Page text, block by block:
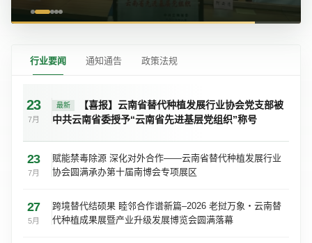
行业要闻 通知通告 政策法规
23
7月
最新
【喜报】云南省替代种植发展行业协会党支部被
中共云南省委授予“云南省先进基层党组织”称号
23
7月
赋能禁毒除源 深化对外合作——云南省替代种植发展行业
协会圆满承办第十届南博会专项展区
27
5月
跨境替代结硕果 睦邻合作谱新篇–2026 老挝万象・云南替
代种植成果展暨产业升级发展博览会圆满落幕